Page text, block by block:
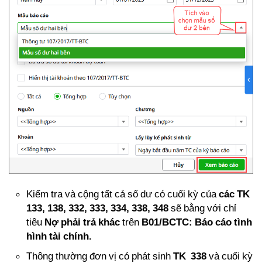
Kiểm tra và cộng tất cả số dư có cuối kỳ của các TK
133, 138, 332, 333, 334, 338, 348 sẽ bằng với chỉ
tiêu Nợ phải trả khác trên B01/BCTC: Báo cáo tình
hình tài chính.
Thông thường đơn vị có phát sinh TK 338 và cuối kỳ